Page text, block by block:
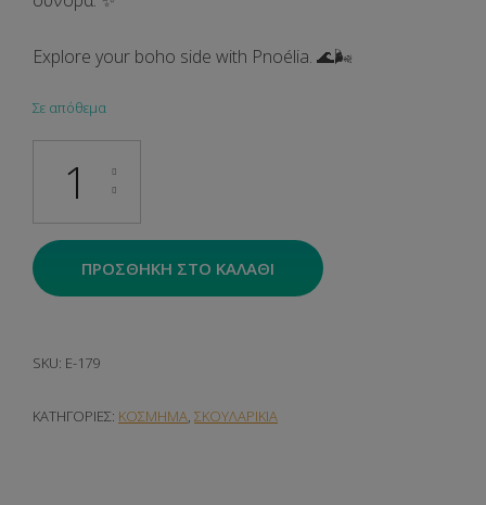
Explore your boho side with Pnoélia. 🌊🌬️
Σε απόθεμα
ΠΡΟΣΘΉΚΗ ΣΤΟ ΚΑΛΆΘΙ
SKU: E-179
ΚΑΤΗΓΟΡΊΕΣ: ΚΟΣΜΗΜΑ, ΣΚΟΥΛΑΡΙΚΙΑ